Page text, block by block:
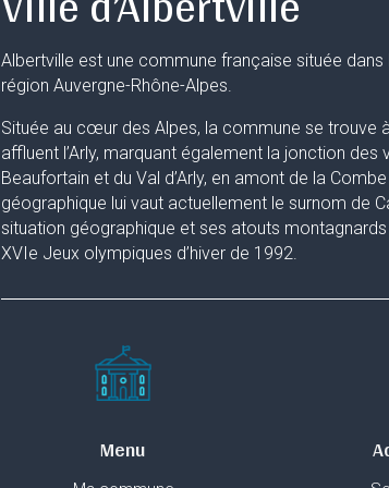
Albertville est une commune française située
région Auvergne-Rhône-Alpes.
Située au cœur des Alpes, la commune se trouve
affluent l’Arly, marquant également la jonction des
Beaufortain et du Val d’Arly, en amont de la
géographique lui vaut actuellement le surnom de
situation géographique et ses atouts montagnards
XVIe Jeux olympiques d’hiver de 1992.
Menu